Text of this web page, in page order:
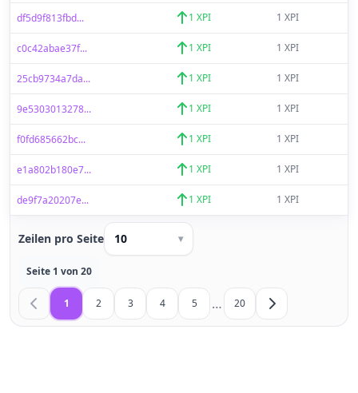
df5d9f813fbd... 1 XPI 1 XPI
c0c42abae37f... 1 XPI 1 XPI
25cb9734a7da... 1 XPI 1 XPI
9e5303013278... 1 XPI 1 XPI
f0fd685662bc... 1 XPI 1 XPI
e1a802b180e7... 1 XPI 1 XPI
de9f7a20207e... 1 XPI 1 XPI
Zeilen pro Seite 10 ▾
Seite 1 von 20
1 2 3 4 5 … 20